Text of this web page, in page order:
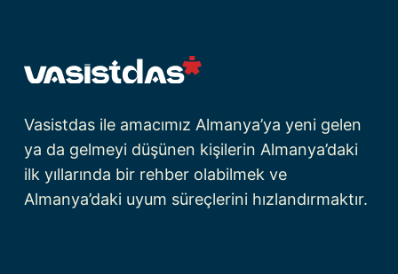
Vasistdas ile amacımız Almanya’ya yeni gelen
ya da gelmeyi düşünen kişilerin Almanya’daki
ilk yıllarında bir rehber olabilmek ve
Almanya’daki uyum süreçlerini hızlandırmaktır.